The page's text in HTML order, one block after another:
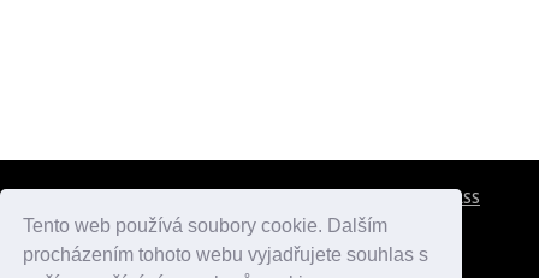
Tento web používá soubory cookie. Dalším
procházením tohoto webu vyjadřujete souhlas s
RSS
atlaspamatek.info